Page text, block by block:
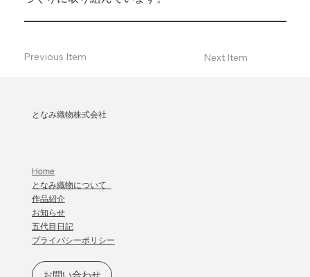
Next Item
Previous Item
となみ織物株式会社
Home
となみ織物について
作品紹介
​お知らせ
五代目日記
プライバシーポリシー